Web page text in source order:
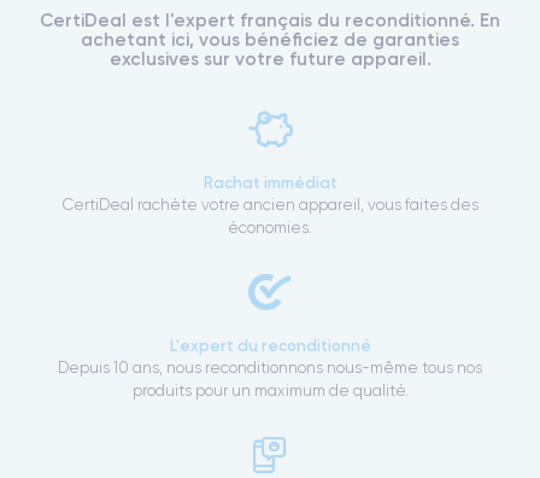
CertiDeal est l'expert français du reconditionné. En
achetant ici, vous bénéficiez de garanties
exclusives sur votre future appareil.
Rachat immédiat
CertiDeal rachète votre ancien appareil, vous faites des
économies.
L'expert du reconditionné
Depuis 10 ans, nous reconditionnons nous-même tous nos
produits pour un maximum de qualité.